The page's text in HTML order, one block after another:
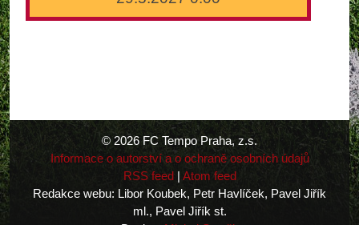
© 2026 FC Tempo Praha, z.s.
Informace o autorství a o ochraně osobních údajů
RSS feed| Atom feed
Redakce webu: Libor Koubek, Petr Havlíček, Pavel Jiřík
ml., Pavel Jiřík st.